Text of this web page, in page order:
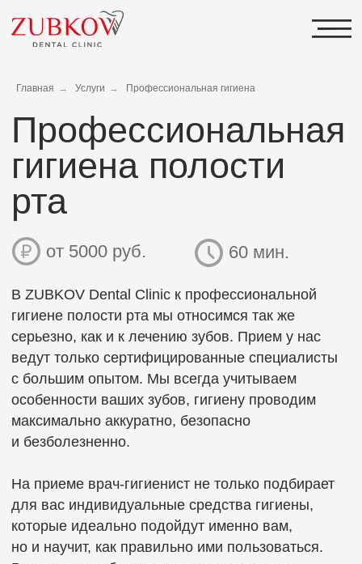
Главная → Услуги → Профессиональная гигиена
Профессиональная
гигиена полости
рта
В ZUBKOV Dental Clinic к профессиональной
серьезно, как и к лечению зубов. Прием у нас
ведут только сертифицированные специалисты
с большим опытом. Мы всегда учитываем
максимально аккуратно, безопасно
и безболезненно.
На приеме врач-гигиенист не только подбирает
для вас индивидуальные средства гигиены,
которые идеально подойдут именно вам,
но и научит, как правильно ими пользоваться.
В процессе работы доктор контролирует
состояние эмали и десен и направляет
к смежным специалистам, если обнаруживает
скрытые проблемы.
от 5000 руб. 60 мин.